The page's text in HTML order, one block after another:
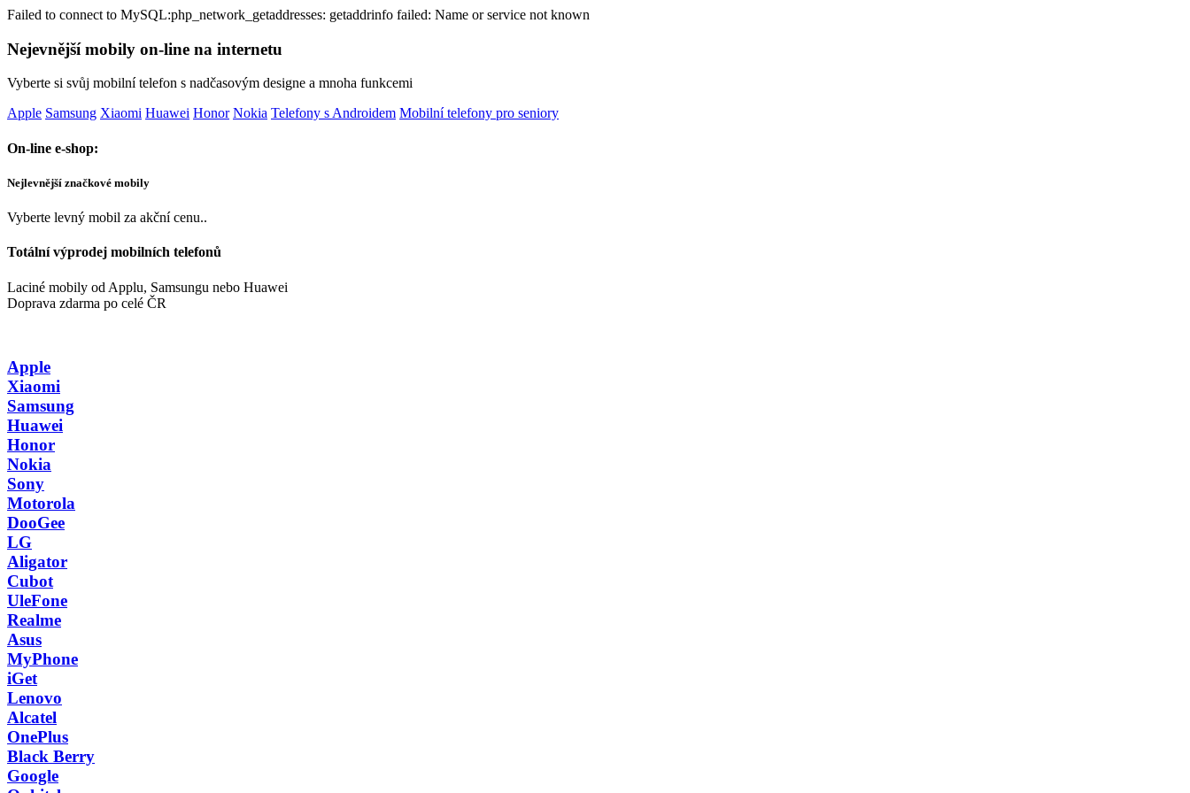
Failed to connect to MySQL:php_network_getaddresses: getaddrinfo failed: Name or service not known
Nejevnější mobily on-line na internetu
Vyberte si svůj mobilní telefon s nadčasovým designe a mnoha funkcemi
Apple Samsung Xiaomi Huawei Honor Nokia Telefony s Androidem Mobilní telefony pro seniory
On-line e-shop:
Nejlevnější značkové mobily
Vyberte levný mobil za akční cenu..
Totální výprodej mobilních telefonů
Laciné mobily od Applu, Samsungu nebo Huawei
Doprava zdarma po celé ČR
Apple
Xiaomi
Samsung
Huawei
Honor
Nokia
Sony
Motorola
DooGee
LG
Aligator
Cubot
UleFone
Realme
Asus
MyPhone
iGet
Lenovo
Alcatel
OnePlus
Black Berry
Google